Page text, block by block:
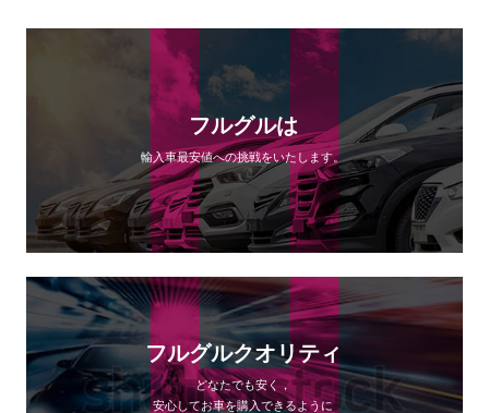
フルグルは
輸入車最安値への挑戦をいたします。
フルグルクオリティ
どなたでも安く，
安心してお車を購入できるように